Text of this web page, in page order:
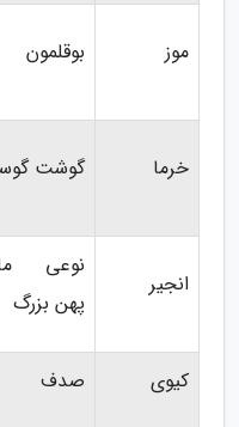
موز بوقلمون
خرما گوشت
انجیر
نوعی
پهن بزرگ
کیوی صدف